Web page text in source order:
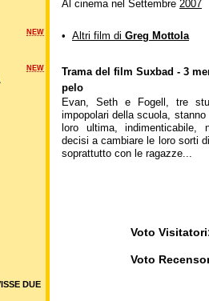
Al cinema nel Settembre 2007
• Altri film di Greg Mottola
Trama del film Suxbad - 3
pelo
Evan, Seth e Fogell, tre
impopolari della scuola, stanno
loro ultima, indimenticabile,
decisi a cambiare le loro sorti
soprattutto con le ragazze...
Voto
Voto
NEW
NEW
DUE